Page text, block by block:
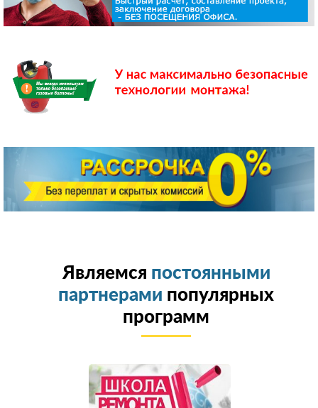
Являемся постоянными
партнерами популярных
программ